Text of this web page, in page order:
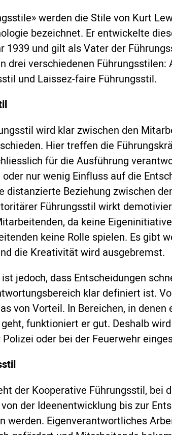
werden die Stile von Kurt
bezeichnet. Er entwickelte
1939 und gilt als Vater der
drei verschiedenen Führungsstilen:
und Laissez-faire Führungsstil.
wird klar zwischen den
Hier treffen die
für die Ausführung
nur wenig Einfluss auf die
distanzierte Beziehung zwischen
Führungsstil wirkt
da keine
keine Rolle spielen. Es gibt
die Kreativität wird ausgebremst.
jedoch, dass Entscheidungen
klar definiert ist.
von Vorteil. In Bereichen, in denen
funktioniert er gut. Deshalb
oder bei der Feuerwehr
der Kooperative Führungsstil, bei
der Ideenentwicklung bis zur
werden. Eigenverantwortliches